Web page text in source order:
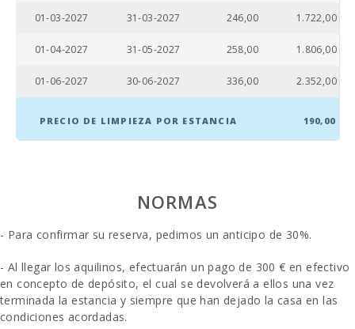
de Palma (km):
Estación de
Palma (km):
aeropuerto
(кm):
Zona de
barbacoa:
01-03-2027 31-03-2027 246,00 1.722,00
01-04-2027 31-05-2027 258,00 1.806,00
01-06-2027 30-06-2027 336,00 2.352,00
PRECIO DE LIMPIEZA POR ESTANCIA 190,00
NORMAS
- Para confirmar su reserva, pedimos un anticipo de 30%.
- Al llegar los aquilinos, efectuarán un pago de 300 € en efectivo
en concepto de depósito, el cual se devolverá a ellos una vez
terminada la estancia y siempre que han dejado la casa en las
condiciones acordadas.